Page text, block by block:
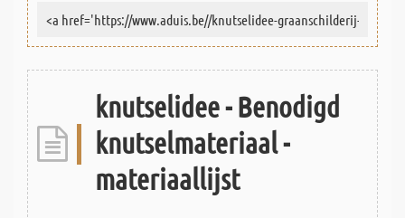
knutselidee - Benodigd
knutselmateriaal -
materiaallijst